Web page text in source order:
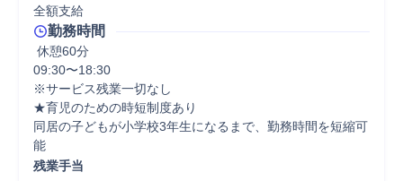
全額支給
勤務時間
休憩60分
09:30〜18:30
※サービス残業一切なし
★育児のための時短制度あり
同居の子どもが小学校3年生になるまで、勤務時間を短縮可
能
残業手当